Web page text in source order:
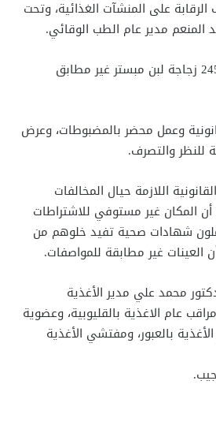
الرقابة على المنشآت الغذائية، وتحت
مدير عام الطب الوقائي.
وأثناء الحملة جرى ضبط 245 زجاجة لبن مبستر غير مطابق
وعمل محضر بالمضبوطات، وعرض
للنظر والتصرف.
اللازمة حيال المخالفات
المكان غير مستوفي للاشتراطات
شهادات صحية تفيد خلوهم من
العينات غير مطابقة للمواصفات.
محمد علي مدير الأغذية
عام الاغذية بالقليوبية، وعضوية
بالعبور، ومفتشي الأغذية